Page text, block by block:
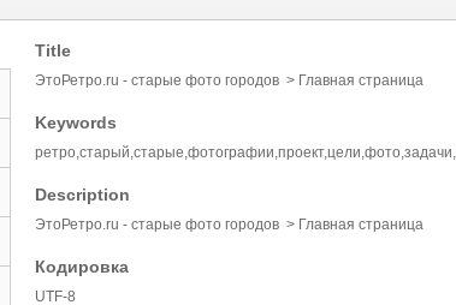
Title
ЭтоРетро.ru - старые фото городов > Главная страница
Keywords
Description
ЭтоРетро.ru - старые фото городов > Главная страница
Кодировка
UTF-8